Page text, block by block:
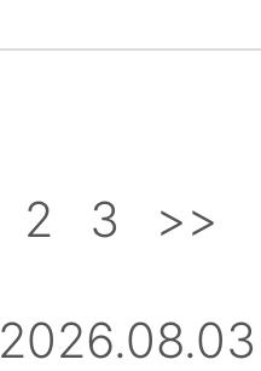
2 3 >>
2026.08.03